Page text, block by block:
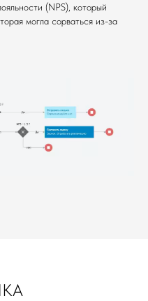
(NPS), который
могла сорваться из-за